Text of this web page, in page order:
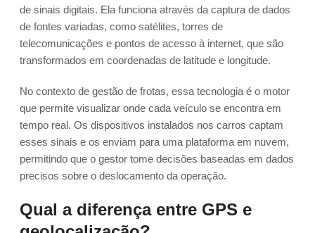
de sinais digitais. Ela funciona através da captura de dados
de fontes variadas, como satélites, torres de
telecomunicações e pontos de acesso à internet, que são
transformados em coordenadas de latitude e longitude.
No contexto de gestão de frotas, essa tecnologia é o motor
que permite visualizar onde cada veículo se encontra em
tempo real. Os dispositivos instalados nos carros captam
esses sinais e os enviam para uma plataforma em nuvem,
permitindo que o gestor tome decisões baseadas em dados
precisos sobre o deslocamento da operação.
Qual a diferença entre GPS e